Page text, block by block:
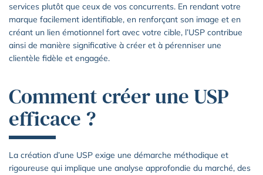
services plutôt que ceux de vos concurrents. En rendant votre
marque facilement identifiable, en renforçant son image et en
créant un lien émotionnel fort avec votre cible, l’USP contribue
ainsi de manière significative à créer et à pérenniser une
clientèle fidèle et engagée.
Comment créer une USP
efficace ?
La création d’une USP exige une démarche méthodique et
rigoureuse qui implique une analyse approfondie du marché, des